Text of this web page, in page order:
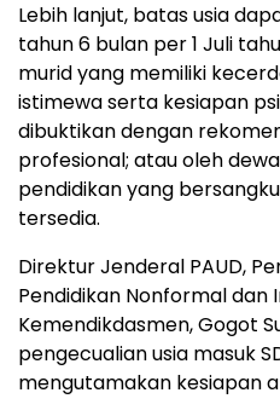
Lebih lanjut, batas usia
tahun 6 bulan per 1 Juli
murid yang memiliki
istimewa serta kesiapan
dibuktikan dengan
profesional; atau oleh
pendidikan yang
tersedia.
Direktur Jenderal PAUD,
Pendidikan Nonformal dan
Kemendikdasmen, Gogot
pengecualian usia masuk
mengutamakan kesiapan